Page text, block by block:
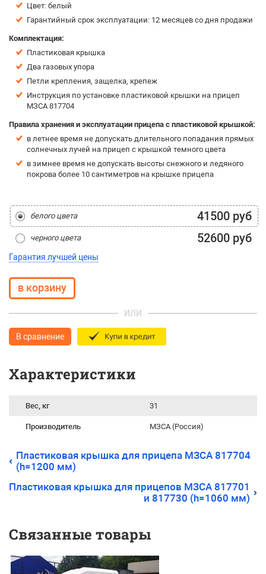
Цвет: белый
Гарантийный срок эксплуатации: 12 месяцев со дня продажи
Комплектация:
Пластиковая крышка
Два газовых упора
Петли крепления, защелка, крепеж
Инструкция по установке пластиковой крышки на прицеп
МЗСА 817704
Правила хранения и эксплуатации прицепа с пластиковой крышкой:
в летнее время не допускать длительного попадания прямых
солнечных лучей на прицеп с крышкой темного цвета
в зимнее время не допускать высоты снежного и ледяного
покрова более 10 сантиметров на крышке прицепа
белого цвета 41500 руб
черного цвета 52600 руб
Гарантия лучшей цены
ИЛИ
В сравнение
Характеристики
Вес, кг 31
Производитель МЗСА (Россия)
Пластиковая крышка для прицепа МЗСА 817704
(h=1200 мм)
Пластиковая крышка для прицепов МЗСА 817701
и 817730 (h=1060 мм)
Связанные товары